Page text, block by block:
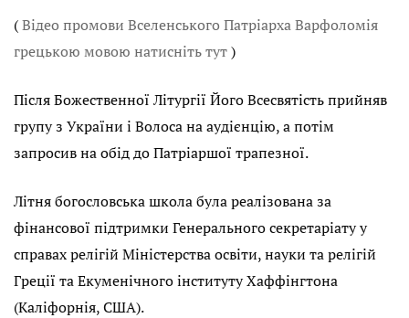
(Відео промови Вселенського Патріарха Варфоломія
грецькою мовою натисніть тут)
Після Божественної Літургії Його Всесвятість прийняв
групу з України і Волоса на аудієнцію, а потім
запросив на обід до Патріаршої трапезної.
Літня богословська школа була реалізована за
фінансової підтримки Генерального секретаріату у
справах релігій Міністерства освіти, науки та релігій
Греції та Екуменічного інституту Хаффінгтона
(Каліфорнія, США).